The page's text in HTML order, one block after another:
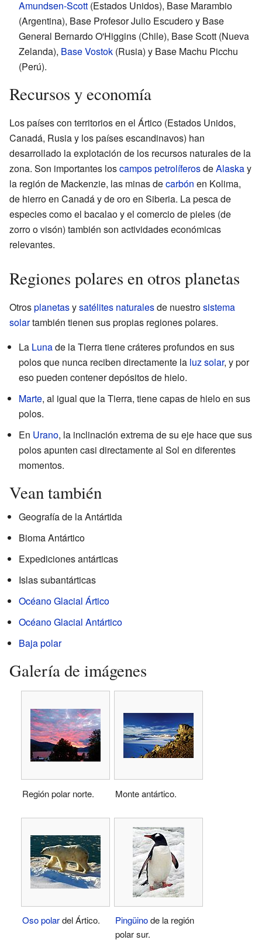
Amundsen-Scott (Estados Unidos), Base Marambio
(Argentina), Base Profesor Julio Escudero y Base
General Bernardo O'Higgins (Chile), Base Scott (Nueva
Zelanda), Base Vostok (Rusia) y Base Machu Picchu
(Perú).
Recursos y economía
Los países con territorios en el Ártico (Estados Unidos,
Canadá, Rusia y los países escandinavos) han
desarrollado la explotación de los recursos naturales de la
zona. Son importantes loscampos petrolíferosdeAlaskay
la región de Mackenzie, las minas decarbón en Kolima,
de hierro en Canadá y de oro en Siberia. La pesca de
especies como el bacalao y el comercio de pieles (de
zorro o visón) también son actividades económicas
relevantes.
Regiones polares en otros planetas
Otrosplanetasysatélites naturalesde nuestrosistema
solartambién tienen sus propias regiones polares.
La Lunade la Tierra tiene cráteres profundos en sus
polos que nunca reciben directamente la luz solar, y por
eso pueden contener depósitos de hielo.
Marte, al igual que la Tierra, tiene capas de hielo en sus
polos.
En Urano, la inclinación extrema de su eje hace que sus
polos apunten casi directamente al Sol en diferentes
momentos.
Vean también
Geografía de la Antártida
Bioma Antártico
Expediciones antárticas
Islas subantárticas
Océano Glacial Ártico
Océano Glacial Antártico
Baja polar
Galería de imágenes
Región polar norte. Monte antártico.
Oso polardel Ártico. Pingüinode la región
polar sur.